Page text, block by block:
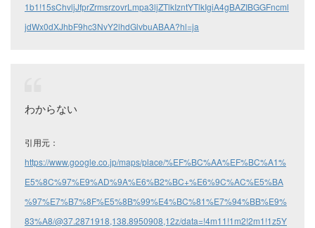
1b1!15sChvljJfprZrmsrzovrLmpa3ljZTlkIzntYTlkIgiA4gBAZIBGGFncml
jdWx0dXJhbF9hc3NvY2lhdGlvbuABAA?hl=ja
わからない
引用元：
https://www.google.co.jp/maps/place/%EF%BC%AA%EF%BC%A1%
E5%8C%97%E9%AD%9A%E6%B2%BC+%E6%9C%AC%E5%BA
%97%E7%B7%8F%E5%8B%99%E4%BC%81%E7%94%BB%E9%
83%A8/@37.2871918,138.8950908,12z/data=!4m11!1m2!2m1!1z5Y